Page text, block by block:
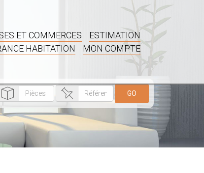
ET COMMERCES
ESTIMATION
HABITATION
MON COMPTE
GO